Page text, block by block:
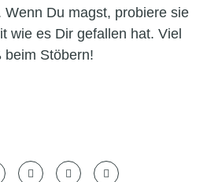
Wenn Du magst, probiere sie
wie es Dir gefallen hat. Viel
beim Stöbern!